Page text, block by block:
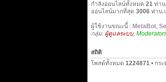
กำลังออนไลน์ทั้งหมด 21ท่าน
ออนไลน์มากที่สุด 3006ท่าน
ผู้ใช้งานขณะนี้ : MetaBot,
กลุ่ม: ผู้ดูแลระบบ,
สถิติ
โพสต์ทั้งหมด 1224871• กร